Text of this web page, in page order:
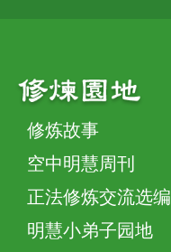
修炼故事
空中明慧周刊
正法修炼交流选编
明慧小弟子园地